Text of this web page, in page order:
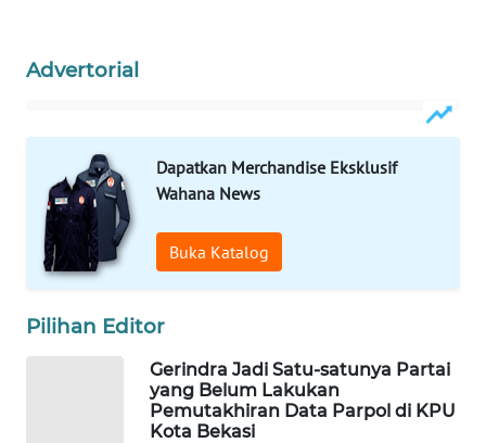
Advertorial
Dapatkan Merchandise Eksklusif
Wahana News
Buka Katalog
Pilihan Editor
Gerindra Jadi Satu-satunya Partai
yang Belum Lakukan
Pemutakhiran Data Parpol di KPU
Kota Bekasi
KELISTRIKAN
MAWAKA
ID
MARTABAT